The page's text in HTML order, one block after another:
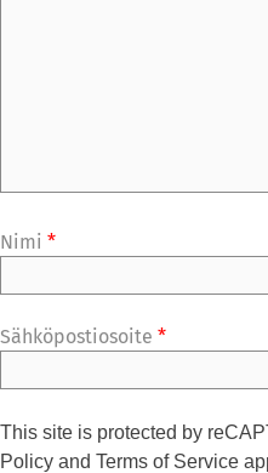
Nimi *
Sähköpostiosoite *
This site is protected by
Policy and Terms of Service